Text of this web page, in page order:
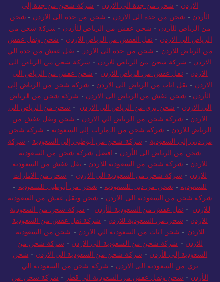
الاردن - شحن من جدة الى الاردن - شركة شحن من جدة إلى
الأردن - شحن من جدة الى الاردن - شحن من جدة الى الاردن - شحن
من الرياض للأردن - شحن عفش من الرياض للأردن - شركة شحن من
الرياض الى الاردن - نقل العفش من الرياض للاردن - شحن ونقل عفش
من الرياض للاردن - شحن من جدة الى الاردن - نقل عفش من جدة الي
الاردن - شركة شحن من الرياض للاردن - شركة شحن من الرياض الى
الاردن - نقل عفش من الرياض للاردن - شحن عفش من الرياض الي
الاردن - نقل اثاث من الرياض الى الاردن - شركة شحن من الرياض إلى
الأردن - شحن عفش من الرياض الى الاردن - شركة شحن من الرياض
الي الاردن - شحن بري من الرياض الى الاردن - شحن من الرياض الى
الاردن - شركة شحن من الرياض الي الاردن - شحن ونقل عفش من
الرياض للاردن - شركة شحن من الإمارات إلى السعودية - شركة شحن
من دبي إلى السعودية - شركة شحن من أبوظبي إلى السعودية - شركة
شحن من الرياض الى الأردن - افضل شركة شحن من السعودية
للاردن - شركة شحن من السعودية للاردن - نقل عفش من السعودية
للاردن - شركة شحن من السعودية الي الاردن - شحن من الامارات
للسعودية - شحن من دبي للسعودية - شحن من أبوظبي للسعودية -
شركة شحن من السعودية الى الاردن - شحن ونقل عفش من السعودية
للاردن - نقل عفش من السعودية للأردن - شركة شحن من السعودية
للاردن - شحن من السعودية للاردن - شركة نقل عفش من السعودية
للاردن - شحن اثاث من السعودية الي الاردن - شحن من السعودية
للاردن - شركة شحن من السعودية الي الاردن - شركة شحن من
السعودية إلى الأردن - شركة شحن من السعودية الى الاردن - شحن
بري من السعودية الى الاردن - شركة شحن من السعودية الي
الأردن - شحن ونقل عفش من السعودية الي قطر - شركة شحن من